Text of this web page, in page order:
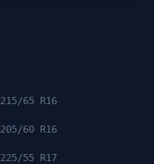
215/65 R16
205/60 R16
225/55 R17